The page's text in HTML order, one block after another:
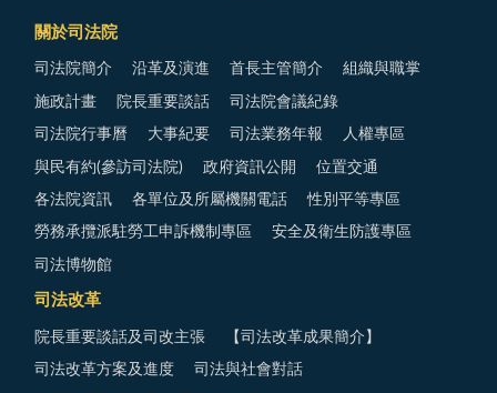
關於司法院
司法院簡介 沿革及演進 首長主管簡介 組織與職掌
施政計畫 院長重要談話 司法院會議紀錄
司法院行事曆 大事紀要 司法業務年報 人權專區
與民有約(參訪司法院) 政府資訊公開 位置交通
各法院資訊 各單位及所屬機關電話 性別平等專區
勞務承攬派駐勞工申訴機制專區 安全及衛生防護專區
司法博物館
司法改革
院長重要談話及司改主張 【司法改革成果簡介】
司法改革方案及進度 司法與社會對話